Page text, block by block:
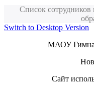
Список
Switch to Desktop Version
МАОУ
Сайт